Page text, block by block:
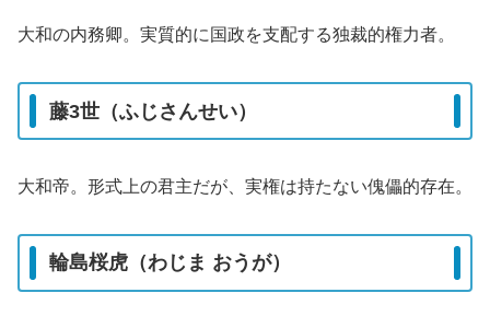
大和の内務卿。実質的に国政を支配する独裁的権力者。
藤3世（ふじさんせい）
大和帝。形式上の君主だが、実権は持たない傀儡的存在。
輪島桜虎（わじま おうが）